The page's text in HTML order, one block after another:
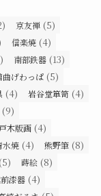
京友禅 (5)
信楽焼 (4)
南部鉄器 (13)
曲げわっぱ (5)
(4) 岩谷堂箪笥 (4)
(9)
木版画 (4)
水焼 (4) 熊野筆 (8)
(5) 蒔絵 (8)
漆器 (4)